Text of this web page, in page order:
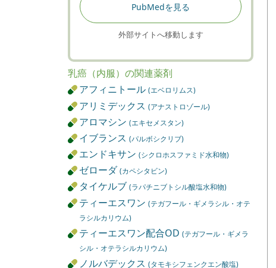
PubMedを見る
外部サイトへ移動します
乳癌（内服）の関連薬剤
アフィニトール(エベロリムス)
アリミデックス(アナストロゾール)
アロマシン(エキセメスタン)
イブランス(パルボシクリブ)
エンドキサン(シクロホスファミド水和物)
ゼローダ(カペシタビン)
タイケルブ(ラパチニブトシル酸塩水和物)
ティーエスワン(テガフール・ギメラシル・オテ
ラシルカリウム)
ティーエスワン配合OD(テガフール・ギメラ
シル・オテラシルカリウム)
ノルバデックス(タモキシフェンクエン酸塩)